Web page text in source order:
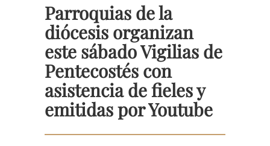
Parroquias de la
diócesis organizan
este sábado Vigilias de
Pentecostés con
asistencia de fieles y
emitidas por Youtube